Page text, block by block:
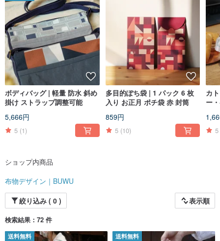
ボディバッグ | 軽量 防水 斜め
掛け ストラップ調整可能
5,666円
5 (1)
多目的ぽち袋 | 1 パック 6 枚
入り お正月 ポチ袋 赤 封筒
859円
5 (10)
カ
ー
5
ショップ内商品
布物デザイン｜BUWU
絞り込み ( 0 )
表示順
検索結果：72 件
送料無料 送料無料